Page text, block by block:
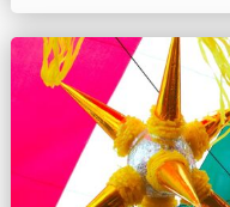
революционных
состоянии сдерживать
народные толпы. 24
револю...